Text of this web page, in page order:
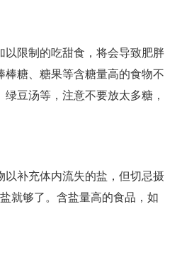
限制的吃甜食，将会导致肥胖
糖、糖果等含糖量高的食物不
豆汤等，注意不要放太多糖，
补充体内流失的盐，但切忌摄
就够了。含盐量高的食品，如